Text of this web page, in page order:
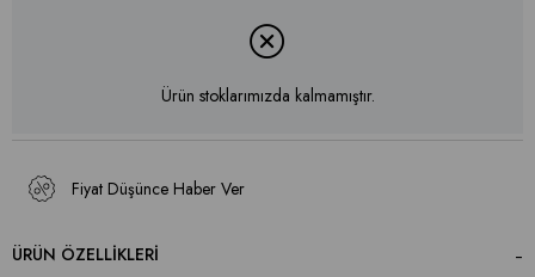
Ürün stoklarımızda kalmamıştır.
Fiyat Düşünce Haber Ver
ÜRÜN ÖZELLIKLERI